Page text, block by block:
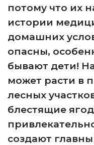
потому что их
истории
домашних
опасны,
бывают дети!
может расти в
лесных
блестящие
создают